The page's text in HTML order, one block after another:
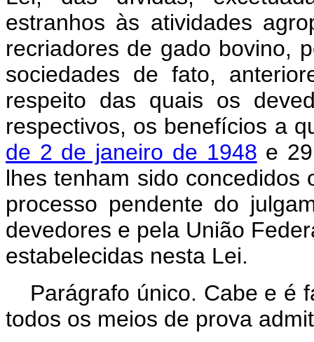
estranhos às atividades
recriadores de gado bovino,
sociedades de fato,
respeito das quais os
respectivos, os benefícios a
de 2 de janeiro de 1948 e
lhes tenham sido
processo pendente do
devedores e pela União
estabelecidas nesta Lei.
Parágrafo único. Cabe e é
todos os meios de prova